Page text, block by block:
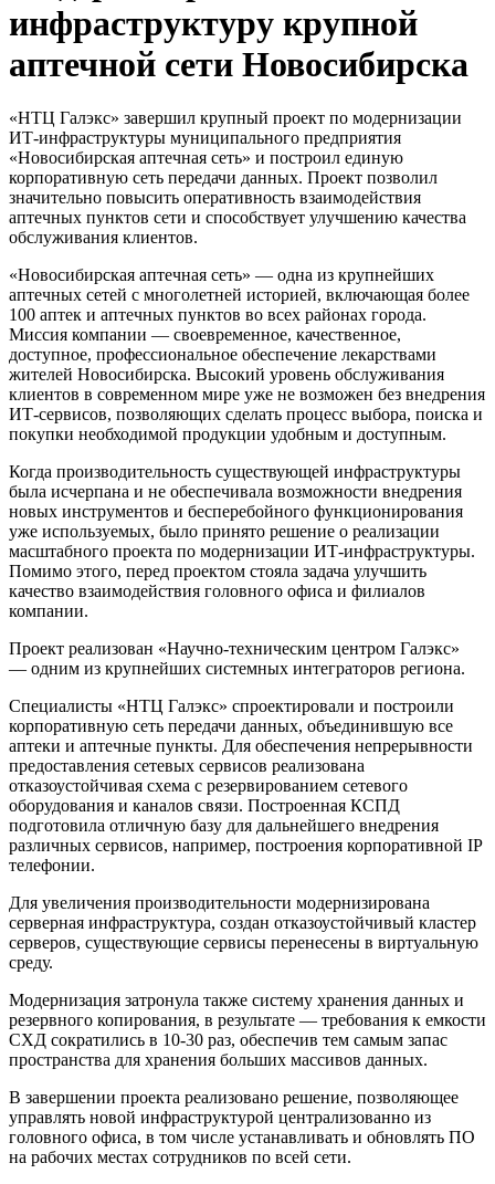
инфраструктуру крупной
аптечной сети Новосибирска
«НТЦ Галэкс» завершил крупный проект по модернизации
ИТ-инфраструктуры муниципального предприятия
«Новосибирская аптечная сеть» и построил единую
корпоративную сеть передачи данных. Проект позволил
значительно повысить оперативность взаимодействия
аптечных пунктов сети и способствует улучшению качества
обслуживания клиентов.
«Новосибирская аптечная сеть» — одна из крупнейших
аптечных сетей с многолетней историей, включающая более
100 аптек и аптечных пунктов во всех районах города.
Миссия компании — своевременное, качественное,
доступное, профессиональное обеспечение лекарствами
жителей Новосибирска. Высокий уровень обслуживания
клиентов в современном мире уже не возможен без внедрения
ИТ-сервисов, позволяющих сделать процесс выбора, поиска и
покупки необходимой продукции удобным и доступным.
Когда производительность существующей инфраструктуры
была исчерпана и не обеспечивала возможности внедрения
новых инструментов и бесперебойного функционирования
уже используемых, было принято решение о реализации
масштабного проекта по модернизации ИТ-инфраструктуры.
Помимо этого, перед проектом стояла задача улучшить
качество взаимодействия головного офиса и филиалов
компании.
Проект реализован «Научно-техническим центром Галэкс»
— одним из крупнейших системных интеграторов региона.
Специалисты «НТЦ Галэкс» спроектировали и построили
корпоративную сеть передачи данных, объединившую все
аптеки и аптечные пункты. Для обеспечения непрерывности
предоставления сетевых сервисов реализована
отказоустойчивая схема с резервированием сетевого
оборудования и каналов связи. Построенная КСПД
подготовила отличную базу для дальнейшего внедрения
различных сервисов, например, построения корпоративной IP
телефонии.
Для увеличения производительности модернизирована
серверная инфраструктура, создан отказоустойчивый кластер
серверов, существующие сервисы перенесены в виртуальную
среду.
Модернизация затронула также систему хранения данных и
резервного копирования, в результате — требования к емкости
СХД сократились в 10-30 раз, обеспечив тем самым запас
пространства для хранения больших массивов данных.
В завершении проекта реализовано решение, позволяющее
управлять новой инфраструктурой централизованно из
головного офиса, в том числе устанавливать и обновлять ПО
на рабочих местах сотрудников по всей сети.